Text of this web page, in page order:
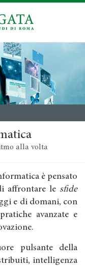
alla volta
è pensato
affrontare le sfide
e di domani, con
avanzate e
pulsante della
intelligenza